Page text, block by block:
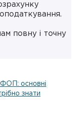
повну і точну
основні
знати